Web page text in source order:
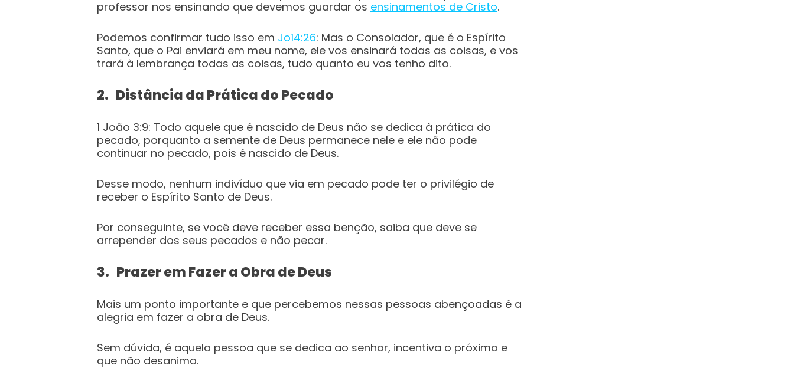
professor nos ensinando que devemos guardar os ensinamentos de Cristo.
Podemos confirmar tudo isso em Jo14:26: Mas o Consolador, que é o Espírito
Santo, que o Pai enviará em meu nome, ele vos ensinará todas as coisas, e vos
trará à lembrança todas as coisas, tudo quanto eu vos tenho dito.
2. Distância da Prática do Pecado
1 João 3:9: Todo aquele que é nascido de Deus não se dedica à prática do
pecado, porquanto a semente de Deus permanece nele e ele não pode
continuar no pecado, pois é nascido de Deus.
Desse modo, nenhum indivíduo que via em pecado pode ter o privilégio de
receber o Espírito Santo de Deus.
Por conseguinte, se você deve receber essa benção, saiba que deve se
arrepender dos seus pecados e não pecar.
3. Prazer em Fazer a Obra de Deus
Mais um ponto importante e que percebemos nessas pessoas abençoadas é a
alegria em fazer a obra de Deus.
Sem dúvida, é aquela pessoa que se dedica ao senhor, incentiva o próximo e
que não desanima.